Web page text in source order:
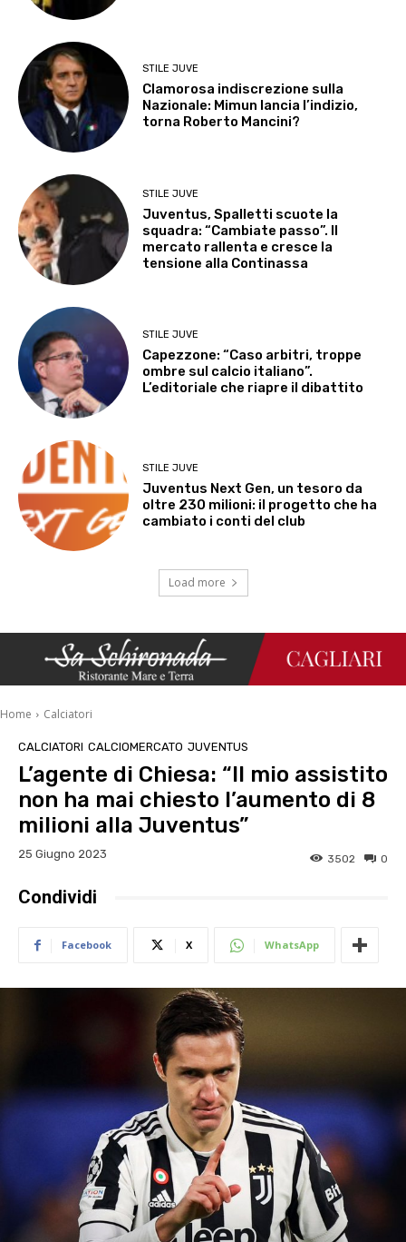
STILE JUVE
Clamorosa indiscrezione sulla
Nazionale: Mimun lancia l’indizio,
torna Roberto Mancini?
STILE JUVE
Juventus, Spalletti scuote la
squadra: “Cambiate passo”. Il
mercato rallenta e cresce la
tensione alla Continassa
STILE JUVE
Capezzone: “Caso arbitri, troppe
ombre sul calcio italiano”.
L’editoriale che riapre il dibattito
STILE JUVE
Juventus Next Gen, un tesoro da
oltre 230 milioni: il progetto che ha
cambiato i conti del club
Load more